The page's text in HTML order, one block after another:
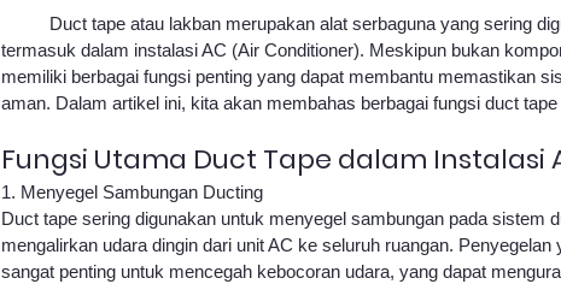
termasuk dalam instalasi AC (Air Conditioner). Meskipun bukan
memiliki berbagai fungsi penting yang dapat membantu memastikan
aman. Dalam artikel ini, kita akan membahas berbagai fungsi duct
Fungsi Utama Duct Tape dalam Instalasi
1. Menyegel Sambungan Ducting
Duct tape sering digunakan untuk menyegel sambungan pada sistem
mengalirkan udara dingin dari unit AC ke seluruh ruangan.
sangat penting untuk mencegah kebocoran udara, yang dapat